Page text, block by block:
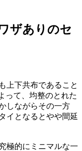
ザありのセ
上下共布であること
って、均整のとれた
しながらその一方
イとなるとやや間延
極的にミニマルな一